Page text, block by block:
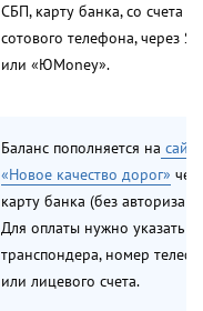
СБП, карту банка, со счета
сотового телефона, через
или «ЮMoney».
Баланс пополняется на сайте
«Новое качество дорог»
карту банка (без
Для оплаты нужно указать
транспондера, номер
или лицевого счета.